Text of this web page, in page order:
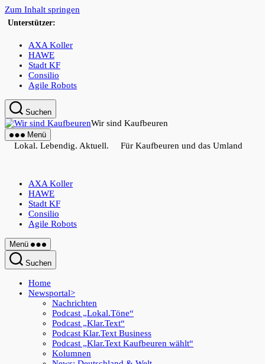
Zum Inhalt springen
Unterstützer:
AXA Koller
HAWE
Stadt KF
Consilio
Agile Robots
Suchen
Wir sind Kaufbeuren
Menü
Lokal. Lebendig. Aktuell. Für Kaufbeuren und das Umland
AXA Koller
HAWE
Stadt KF
Consilio
Agile Robots
Menü
Suchen
Home
Newsportal
Nachrichten
Podcast „Lokal.Töne“
Podcast „Klar.Text“
Podcast Klar.Text Business
Podcast „Klar.Text Kaufbeuren wählt“
Kolumnen